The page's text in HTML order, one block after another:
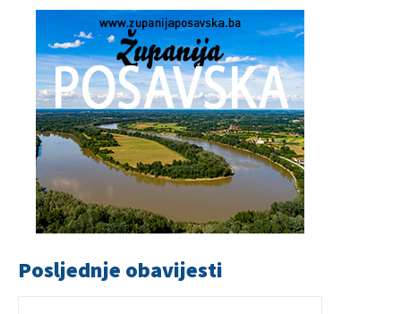
Posljednje obavijesti